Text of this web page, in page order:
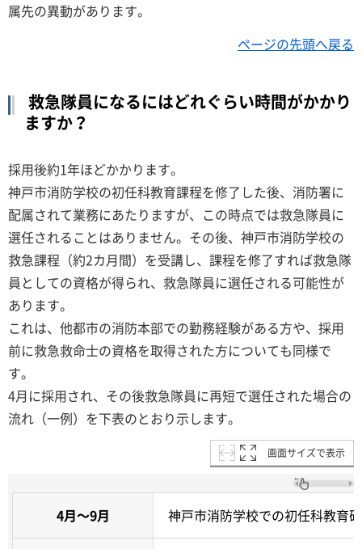
属先の異動があります。
ページの先頭へ戻る
救急隊員になるにはどれぐらい時間がかかり
ますか？
採用後約1年ほどかかります。
神戸市消防学校の初任科教育課程を修了した後、消防署に
配属されて業務にあたりますが、この時点では救急隊員に
選任されることはありません。その後、神戸市消防学校の
救急課程（約2カ月間）を受講し、課程を修了すれば救急隊
員としての資格が得られ、救急隊員に選任される可能性が
あります。
これは、他都市の消防本部での勤務経験がある方や、採用
前に救急救命士の資格を取得された方についても同様で
す。
4月に採用され、その後救急隊員に再短で選任された場合の
流れ（一例）を下表のとおり示します。
画面サイズで表示
4月～9月 神戸市消防学校での初任科教育